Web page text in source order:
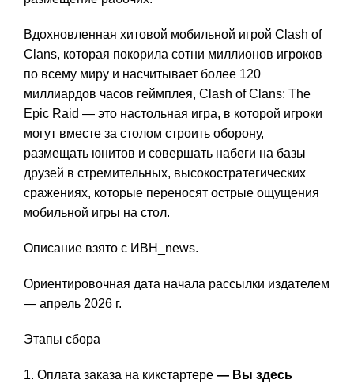
Вдохновленная хитовой мобильной игрой Clash of
Clans, которая покорила сотни миллионов игроков
по всему миру и насчитывает более 120
миллиардов часов геймплея, Clash of Clans: The
Epic Raid — это настольная игра, в которой игроки
могут вместе за столом строить оборону,
размещать юнитов и совершать набеги на базы
друзей в стремительных, высокостратегических
сражениях, которые переносят острые ощущения
мобильной игры на стол.
Описание взято с ИВН_news.
Ориентировочная дата начала рассылки издателем
— апрель 2026 г.
Этапы сбора
Оплата заказа на кикстартере — Вы здесь